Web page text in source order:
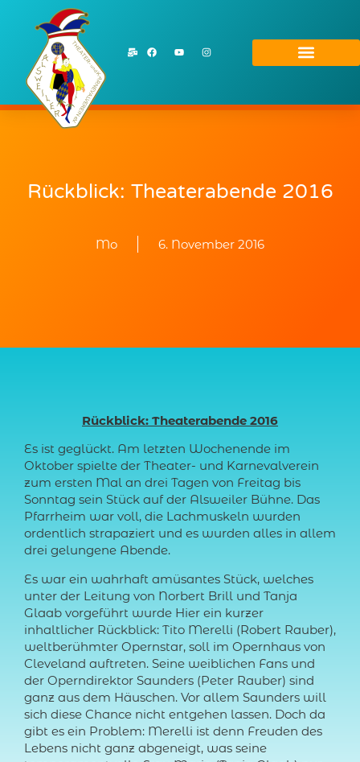
Rückblick: Theaterabende 2016
Mo 6. November 2016
Rückblick: Theaterabende 2016
Es ist geglückt. Am letzten Wochenende im
Oktober spielte der Theater- und Karnevalverein
zum ersten Mal an drei Tagen von Freitag bis
Sonntag sein Stück auf der Alsweiler Bühne. Das
Pfarrheim war voll, die Lachmuskeln wurden
ordentlich strapaziert und es wurden alles in allem
drei gelungene Abende.
Es war ein wahrhaft amüsantes Stück, welches
unter der Leitung von Norbert Brill und Tanja
Glaab vorgeführt wurde Hier ein kurzer
inhaltlicher Rückblick: Tito Merelli (Robert Rauber),
weltberühmter Opernstar, soll im Opernhaus von
Cleveland auftreten. Seine weiblichen Fans und
der Operndirektor Saunders (Peter Rauber) sind
ganz aus dem Häuschen. Vor allem Saunders will
sich diese Chance nicht entgehen lassen. Doch da
gibt es ein Problem: Merelli ist denn Freuden des
Lebens nicht ganz abgeneigt, was seine